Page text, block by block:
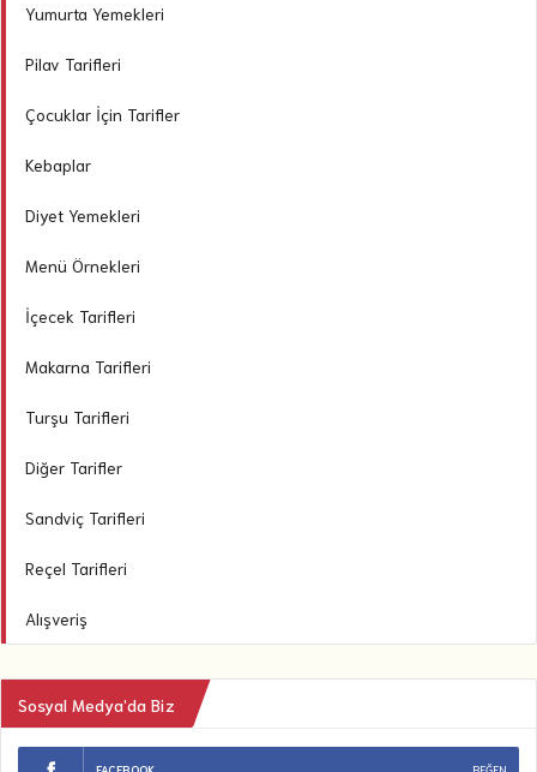
Yumurta Yemekleri
Pilav Tarifleri
Çocuklar İçin Tarifler
Kebaplar
Diyet Yemekleri
Menü Örnekleri
İçecek Tarifleri
Makarna Tarifleri
Turşu Tarifleri
Diğer Tarifler
Sandviç Tarifleri
Reçel Tarifleri
Alışveriş
Sosyal Medya’da Biz